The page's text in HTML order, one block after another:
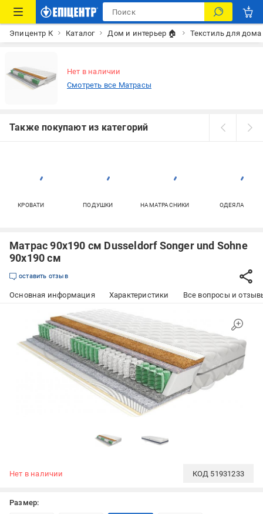
Эпицентр К Каталог Дом и интерьер 🏠 Текстиль для дома
Нет в наличии
Смотреть все Матрасы
Также покупают из категорий
КРОВАТИ ПОДУШКИ НАМАТРАСНИКИ ОДЕЯЛА
Матрас 90х190 см Dusseldorf Songer und Sohne
90x190 см
оставить отзыв
Основная информация Характеристики Все вопросы и
Нет в наличии КОД 51931233
Размер: